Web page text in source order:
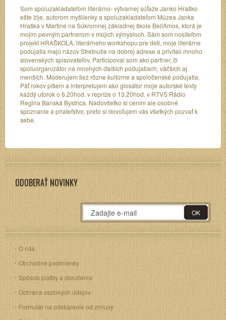
Som spoluzakladateľom literárno- výtvarnej súťaže Janko Hraško
ešte žije, autorom myšlienky a spoluzakladateľom Múzea Janka
Hraška v Martine na Súkromnej základnej škole BellAmos, ktorá je
mojim pevným partnerom v mojich výmysloch. Sám som nositeľom
projekt HRAŠKOLA, literárneho workshopu pre deti, moje literárne
podujatia majú názov Stretnutie na dobrej adrese a privítali mnoho
slovenských spisovateľov. Participoval som ako partner, či
spoluorganizátor na mnohých ďalších podujatiach, väčších aj
menších. Moderujem tiež rôzne kultúrne a spoločenské podujatia.
Päť rokov píšem a interpretujem ako glosátor moje autorské texty
každý utorok o 6.20hod. v repríze o 13.20hod. v RTVS Rádio
Regina Banská Bystrica. Nadovšetko si cením ale osobné
spoznanie a priateľstvo, preto si dovoľujem vás všetkých pozvať k
sebe.
ODOBERAŤ NOVINKY
O nás
Obchodné podmienky
Spôsob platby a doručenia
Ochrana osobných údajov
Formulár na odstúpenie od zmluvy